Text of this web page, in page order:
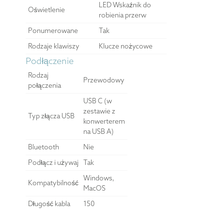
Oświetlenie
LED Wskaźnik do
robienia przerw
Ponumerowane
Tak
Rodzaje klawiszy
Klucze nożycowe
Podłączenie
Rodzaj
połączenia
Przewodowy
Typ złącza USB
USB C (w
zestawie z
konwerterem
na USB A)
Bluetooth
Nie
Podłącz i używaj Tak
Kompatybilność
Windows,
MacOS
Długość kabla
150